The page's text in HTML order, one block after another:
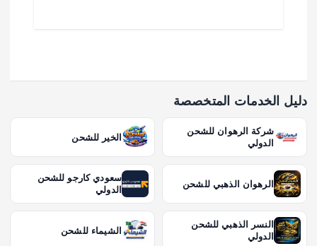
دليل الخدمات المتخصصة
شركة الرهوان للشحن
الدولي
الخير للشحن
الرهوان الذهبي للشحن
سعودي كارجو للشحن
الدولي
النسر الذهبي للشحن
الدولي
الشيماء للشحن